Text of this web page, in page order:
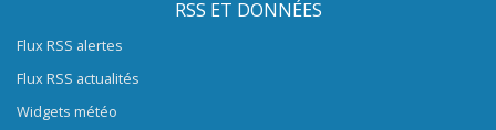
RSS ET DONNÉES
Flux RSS alertes
Flux RSS actualités
Widgets météo